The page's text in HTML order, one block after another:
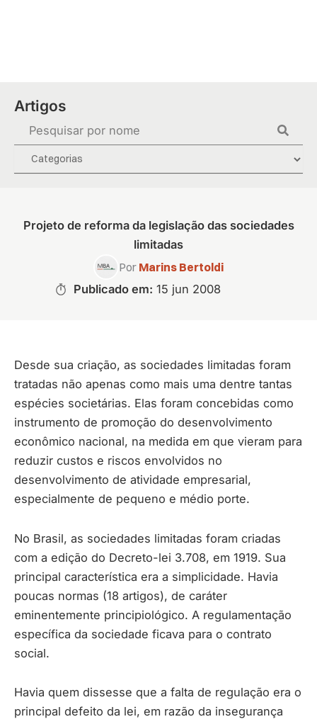
Artigos
Projeto de reforma da legislação das sociedades
limitadas
Por Marins Bertoldi
Publicado em: 15 jun 2008
Desde sua criação, as sociedades limitadas foram
tratadas não apenas como mais uma dentre tantas
espécies societárias. Elas foram concebidas como
instrumento de promoção do desenvolvimento
econômico nacional, na medida em que vieram para
reduzir custos e riscos envolvidos no
desenvolvimento de atividade empresarial,
especialmente de pequeno e médio porte.
No Brasil, as sociedades limitadas foram criadas
com a edição do Decreto-lei 3.708, em 1919. Sua
principal característica era a simplicidade. Havia
poucas normas (18 artigos), de caráter
eminentemente principiológico. A regulamentação
específica da sociedade ficava para o contrato
social.
Havia quem dissesse que a falta de regulação era o
principal defeito da lei, em razão da insegurança